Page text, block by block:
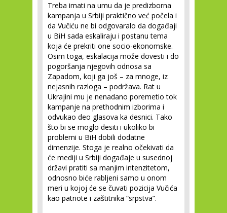
Treba imati na umu da je predizborna
kampanja u Srbiji praktično već počela i
da Vučiću ne bi odgovaralo da događaji
u BiH sada eskaliraju i postanu tema
koja će prekriti one socio-ekonomske.
Osim toga, eskalacija može dovesti i do
pogoršanja njegovih odnosa sa
Zapadom, koji ga još – za mnoge, iz
nejasnih razloga – podržava. Rat u
Ukrajini mu je nenadano poremetio tok
kampanje na prethodnim izborima i
odvukao deo glasova ka desnici. Tako
što bi se moglo desiti i ukoliko bi
problemi u BiH dobili dodatne
dimenzije. Stoga je realno očekivati da
će mediji u Srbiji događaje u susednoj
državi pratiti sa manjim intenzitetom,
odnosno biće rabljeni samo u onom
meri u kojoj će se čuvati pozicija Vučića
kao patriote i zaštitnika “srpstva”.